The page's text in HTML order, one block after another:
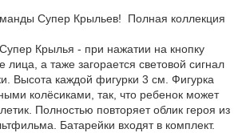
Супер Крыльев! Полная коллекция
Крылья - при нажатии на кнопку
а таже загорается световой сигнал
Высота каждой фигурки 3 см. Фигурка
колёсиками, так, что ребенок может
Полностью повторяет облик героя из
Батарейки входят в комплект.